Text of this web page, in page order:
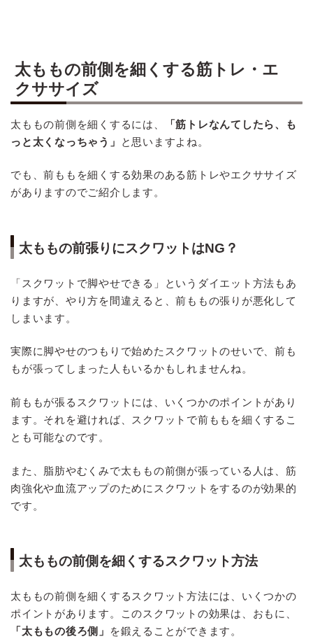
太ももの前側を細くする筋トレ・エ
クササイズ
太ももの前側を細くするには、
「筋トレなんてしたら、も
っと太くなっちゃう」
と思いますよね。
でも、前ももを細くする効果のある筋トレやエクササイズ
がありますのでご紹介します。
太ももの前張りにスクワットはNG？
「スクワットで脚やせできる」というダイエット方法もあ
りますが、やり方を間違えると、前ももの張りが悪化して
しまいます。
実際に脚やせのつもりで始めたスクワットのせいで、前も
もが張ってしまった人もいるかもしれませんね。
前ももが張るスクワットには、いくつかのポイントがあり
ます。それを避ければ、スクワットで前ももを細くするこ
とも可能なのです。
また、脂肪やむくみで太ももの前側が張っている人は、筋
肉強化や血流アップのためにスクワットをするのが効果的
です。
太ももの前側を細くするスクワット方法
太ももの前側を細くするスクワット方法には、いくつかの
ポイントがあります。このスクワットの効果は、おもに、
「太ももの後ろ側」
を鍛えることができます。